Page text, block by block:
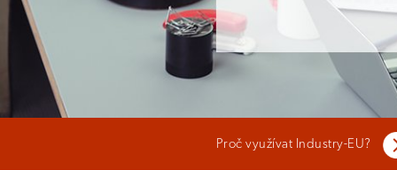
Proč využívat Industry-EU?